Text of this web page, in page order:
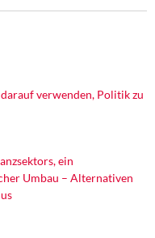
verwenden, Politik zu
ein
Umbau – Alternativen